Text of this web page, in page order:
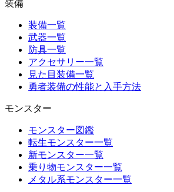
装備
装備一覧
武器一覧
防具一覧
アクセサリー一覧
見た目装備一覧
勇者装備の性能と入手方法
モンスター
モンスター図鑑
転生モンスター一覧
新モンスター一覧
乗り物モンスター一覧
メタル系モンスター一覧